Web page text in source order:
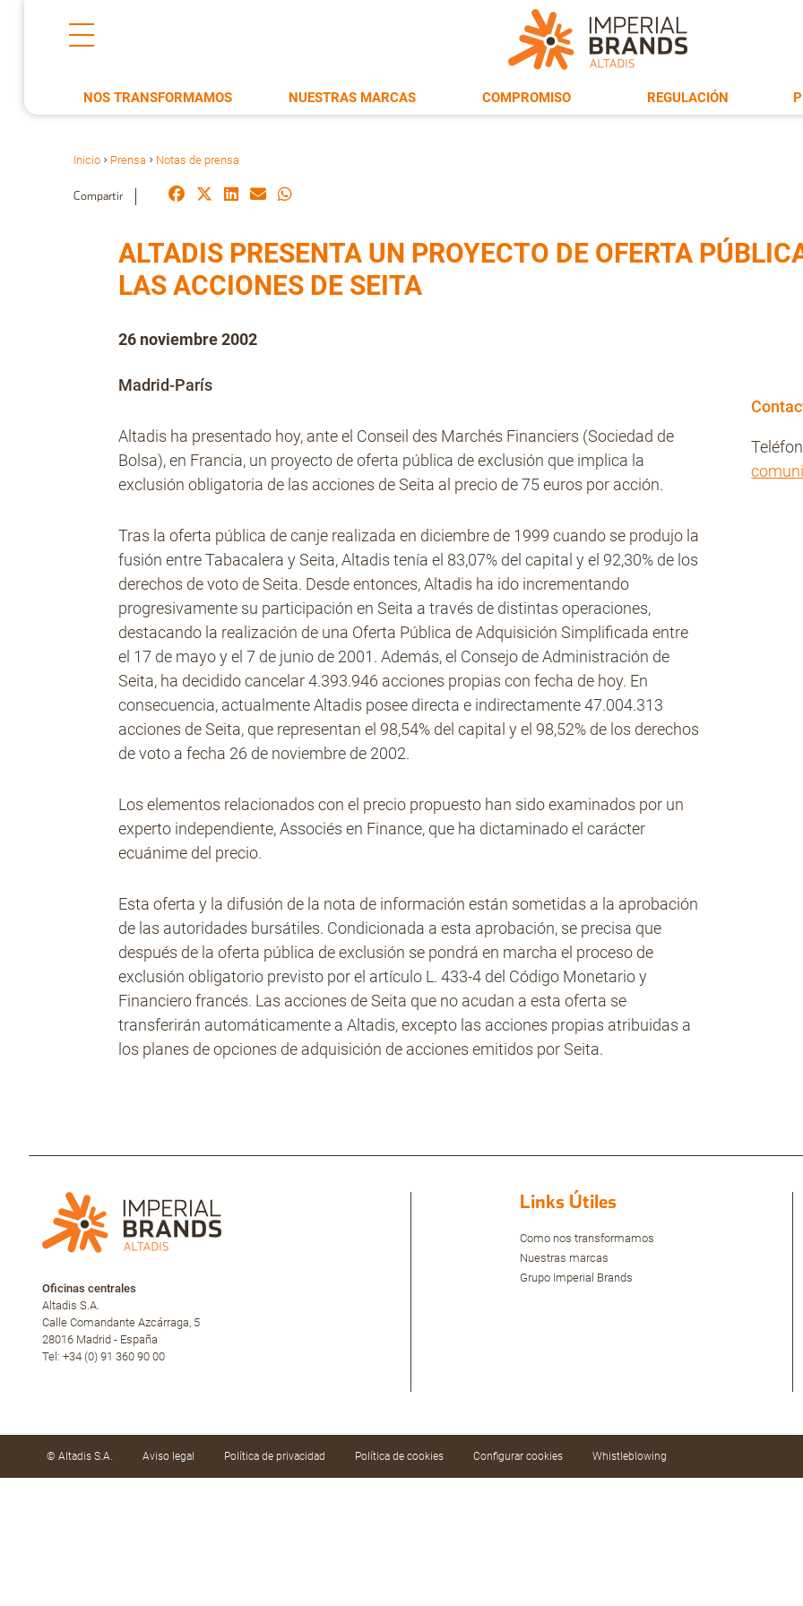
NOS TRANSFORMAMOS NUESTRAS MARCAS COMPROMISO REGULACIÓN
Inicio > Prensa > Notas de prensa
Compartir
ALTADIS PRESENTA UN PROYECTO DE OFERTA
LAS ACCIONES DE SEITA
26 noviembre 2002
Madrid-París
Altadis ha presentado hoy, ante el Conseil des Marchés Financiers (Sociedad de
Bolsa), en Francia, un proyecto de oferta pública de exclusión que implica la
exclusión obligatoria de las acciones de Seita al precio de 75 euros por acción.
Tras la oferta pública de canje realizada en diciembre de 1999 cuando se produjo la
fusión entre Tabacalera y Seita, Altadis tenía el 83,07% del capital y el 92,30% de los
derechos de voto de Seita. Desde entonces, Altadis ha ido incrementando
progresivamente su participación en Seita a través de distintas operaciones,
destacando la realización de una Oferta Pública de Adquisición Simplificada entre
el 17 de mayo y el 7 de junio de 2001. Además, el Consejo de Administración de
Seita, ha decidido cancelar 4.393.946 acciones propias con fecha de hoy. En
consecuencia, actualmente Altadis posee directa e indirectamente 47.004.313
acciones de Seita, que representan el 98,54% del capital y el 98,52% de los derechos
de voto a fecha 26 de noviembre de 2002.
Los elementos relacionados con el precio propuesto han sido examinados por un
experto independiente, Associés en Finance, que ha dictaminado el carácter
ecuánime del precio.
Esta oferta y la difusión de la nota de información están sometidas a la aprobación
de las autoridades bursátiles. Condicionada a esta aprobación, se precisa que
después de la oferta pública de exclusión se pondrá en marcha el proceso de
exclusión obligatorio previsto por el artículo L. 433-4 del Código Monetario y
Financiero francés. Las acciones de Seita que no acudan a esta oferta se
transferirán automáticamente a Altadis, excepto las acciones propias atribuidas a
los planes de opciones de adquisición de acciones emitidos por Seita.
Oficinas centrales
Altadis S.A.
Calle Comandante Azcárraga, 5
28016 Madrid - España
Tel: +34 (0) 91 360 90 00
Links Útiles
Como nos transformamos
Nuestras marcas
Grupo Imperial Brands
© Altadis S.A. Aviso legal Política de privacidad Política de cookies Configurar cookies Whistleblowing